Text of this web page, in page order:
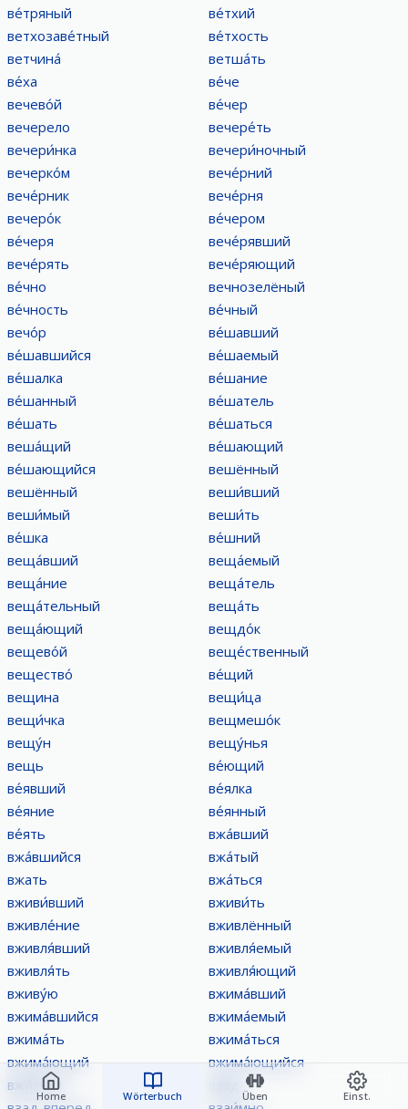
Home Wörterbuch Üben Einst.
ве́тряный
ве́тхий
ветхозаве́тный
ве́тхость
ветчина́
ветша́ть
ве́ха
ве́че
вечево́й
ве́чер
вечерело
вечере́ть
вечери́нка
вечери́ночный
вечерко́м
вече́рний
вече́рник
вече́рня
вечеро́к
ве́чером
ве́черя
вече́рявший
вече́рять
вече́ряющий
ве́чно
вечнозелёный
ве́чность
ве́чный
вечо́р
ве́шавший
ве́шавшийся
ве́шаемый
ве́шалка
ве́шание
ве́шанный
ве́шатель
ве́шать
ве́шаться
веша́щий
ве́шающий
ве́шающийся
вешённый
вешённый
веши́вший
веши́мый
веши́ть
ве́шка
ве́шний
веща́вший
веща́емый
веща́ние
веща́тель
веща́тельный
веща́ть
веща́ющий
вещдо́к
вещево́й
веще́ственный
вещество́
ве́щий
вещина
вещи́ца
вещи́чка
вещмешо́к
вещу́н
вещу́нья
вещь
ве́ющий
ве́явший
ве́ялка
ве́яние
ве́янный
ве́ять
вжа́вший
вжа́вшийся
вжа́тый
вжать
вжа́ться
вживи́вший
вживи́ть
вживле́ние
вживлённый
вживля́вший
вживля́емый
вживля́ть
вживля́ющий
вживу́ю
вжима́вший
вжима́вшийся
вжима́емый
вжима́ть
вжима́ться
вжима́ющий
вжима́ющийся
вжи́ться